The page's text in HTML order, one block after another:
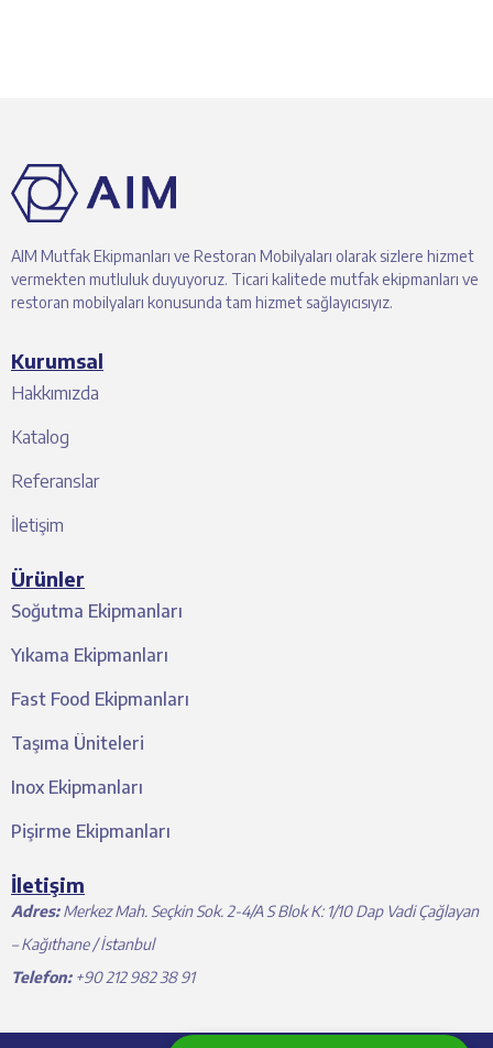
AIM Mutfak Ekipmanları ve Restoran Mobilyaları olarak sizlere hizmet
vermekten mutluluk duyuyoruz. Ticari kalitede mutfak ekipmanları ve
restoran mobilyaları konusunda tam hizmet sağlayıcısıyız.
Kurumsal
Hakkımızda
Katalog
Referanslar
İletişim
Ürünler
Soğutma Ekipmanları
Yıkama Ekipmanları
Fast Food Ekipmanları
Taşıma Üniteleri
Inox Ekipmanları
Pişirme Ekipmanları
İletişim
Adres:Merkez Mah. Seçkin Sok. 2-4/A S Blok K: 1/10 Dap Vadi Çağlayan
– Kağıthane / İstanbul
Telefon:+90 212 982 38 91